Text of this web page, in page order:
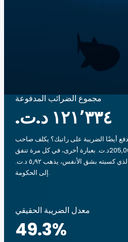
مجموع الضرائب المدفوعة
أيضًا الضريبة على راتبك؟ يكلف صاحب
العمل 41,144د.ت لدفع 205,000د.ت. بعبارة أخرى، في كل مرة تنفق
فيها مبلغاً ‏١٠ د.ت.‏من المال الذي كسبته بشق الأنفس، يذهب ‏٥٫٩٢ د.ت.‏
إلى الحكومة.
معدل الضريبة الحقيقي
49.3%